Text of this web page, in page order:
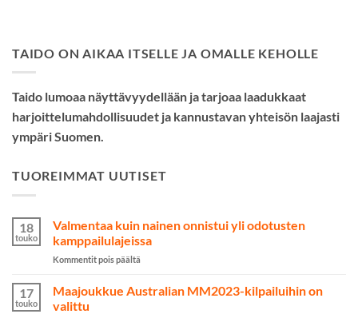
TAIDO ON AIKAA ITSELLE JA OMALLE KEHOLLE
Taido lumoaa näyttävyydellään ja tarjoaa laadukkaat
harjoittelumahdollisuudet ja kannustavan yhteisön laajasti
ympäri Suomen.
TUOREIMMAT UUTISET
18
touko
Valmentaa kuin nainen onnistui yli odotusten
kamppailulajeissa
Kommentit pois päältä
kuin
nainen
17
touko
Maajoukkue Australian MM2023-kilpailuihin on
valittu